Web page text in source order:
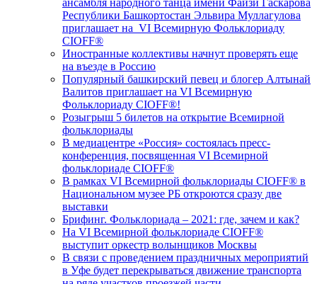
Республики Башкортостан Эльвира Муллагулова
приглашает на VI Всемирную Фольклориаду
CIOFF®️
Иностранные коллективы начнут проверять еще
на въезде в Россию
Популярный башкирский певец и блогер Алтынай
Валитов приглашает на VI Всемирную
Фольклориаду CIOFF®️!
Розыгрыш 5 билетов на открытие Всемирной
фольклориады
В медиацентре «Россия» состоялась пресс-
конференция, посвященная VI Всемирной
фольклориаде CIOFF®️
В рамках VI Всемирной фольклориады CIOFF® в
Национальном музее РБ откроются сразу две
выставки
Брифинг. Фольклориада – 2021: где, зачем и как?
На VI Всемирной фольклориаде CIOFF®️
выступит оркестр волынщиков Москвы
В связи с проведением праздничных мероприятий
в Уфе будет перекрываться движение транспорта